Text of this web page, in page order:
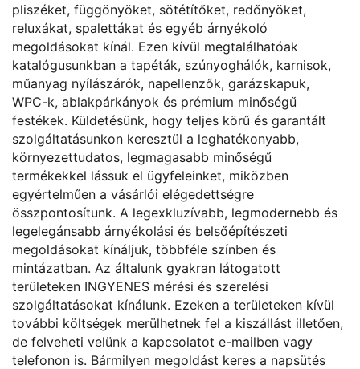
pliszéket, függönyöket, sötétítőket, redőnyöket,
reluxákat, spalettákat és egyéb árnyékoló
megoldásokat kínál. Ezen kívül megtalálhatóak
katalógusunkban a tapéták, szúnyoghálók, karnisok,
műanyag nyílászárók, napellenzők, garázskapuk,
WPC-k, ablakpárkányok és prémium minőségű
festékek. Küldetésünk, hogy teljes körű és garantált
szolgáltatásunkon keresztül a leghatékonyabb,
környezettudatos, legmagasabb minőségű
termékekkel lássuk el ügyfeleinket, miközben
egyértelműen a vásárlói elégedettségre
összpontosítunk. A legexkluzívabb, legmodernebb és
legelegánsabb árnyékolási és belsőépítészeti
megoldásokat kínáljuk, többféle színben és
mintázatban. Az általunk gyakran látogatott
területeken INGYENES mérési és szerelési
szolgáltatásokat kínálunk. Ezeken a területeken kívül
további költségek merülhetnek fel a kiszállást illetően,
de felveheti velünk a kapcsolatot e-mailben vagy
telefonon is. Bármilyen megoldást keres a napsütés